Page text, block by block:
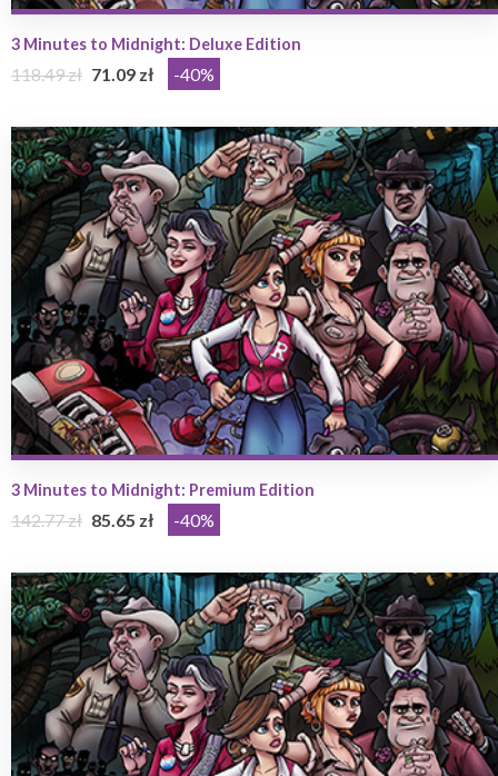
3 Minutes to Midnight: Deluxe Edition
118.49 zł 71.09 zł -40%
3 Minutes to Midnight: Premium Edition
142.77 zł 85.65 zł -40%